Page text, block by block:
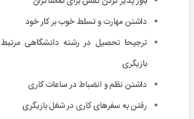
داشتن مهارت و تسلط خوب بر کار خود
ترجیحا تحصیل در رشته دانشگاهی
بازیگری
داشتن نظم و انضباط در ساعات کاری
رفتن به سفرهای کاری در شغل بازیگری